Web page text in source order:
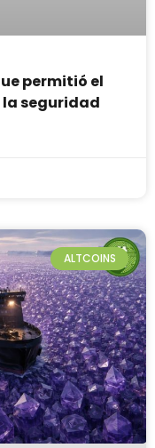
permitió el
la seguridad
ALTCOINS